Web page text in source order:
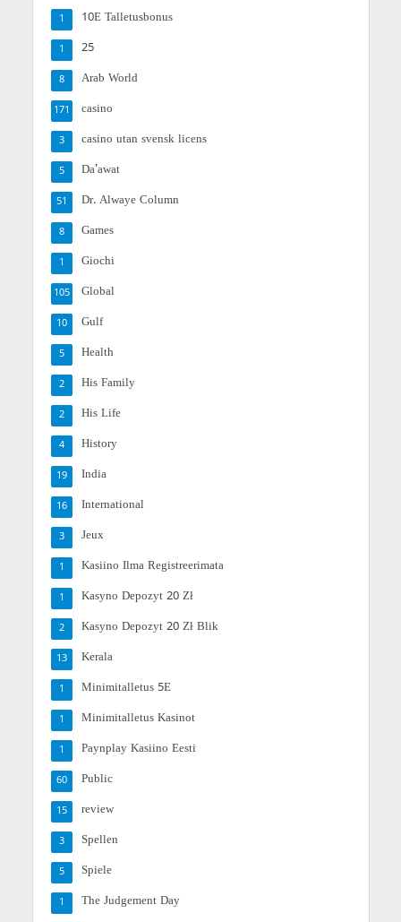
10E Talletusbonus
1
25
1
Arab World
8
casino
171
casino utan svensk licens
3
Da'awat
5
Dr. Alwaye Column
51
Games
8
Giochi
1
Global
105
Gulf
10
Health
5
His Family
2
His Life
2
History
4
India
19
International
16
Jeux
3
Kasiino Ilma Registreerimata
1
Kasyno Depozyt 20 Zł
1
Kasyno Depozyt 20 Zł Blik
2
Kerala
13
Minimitalletus 5E
1
Minimitalletus Kasinot
1
Paynplay Kasiino Eesti
1
Public
60
review
15
Spellen
3
Spiele
5
The Judgement Day
1